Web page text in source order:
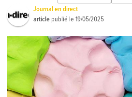
Journal en direct
article publié le19/05/2025